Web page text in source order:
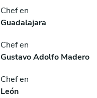
Chef en
Guadalajara
Chef en
Gustavo Adolfo Madero
Chef en
León